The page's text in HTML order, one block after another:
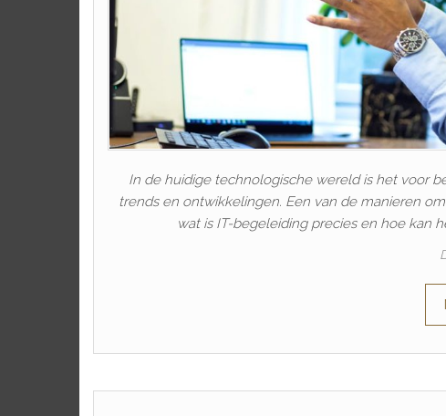
In de huidige technologische wereld is het voor
trends en ontwikkelingen. Een van de manieren
wat is IT-begeleiding precies en hoe kan